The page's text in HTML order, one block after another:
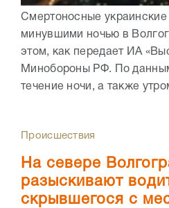
Смертоносные
минувшими ночью в
этом, как передает ИА
Минобороны РФ. По
течение ночи, а также
Происшествия
На севере
разыскивают
скрывшегося с